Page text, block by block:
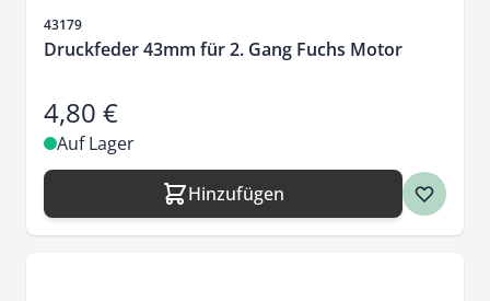
Artikelnr.
43179
Druckfeder 43mm für 2. Gang Fuchs Motor
4,80 €
Auf Lager
Hinzufügen